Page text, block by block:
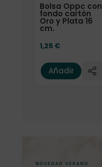
Bolsa Oppc con
fondo cartón
Oro y Plata 16
cm.
1,25 €
Añadir